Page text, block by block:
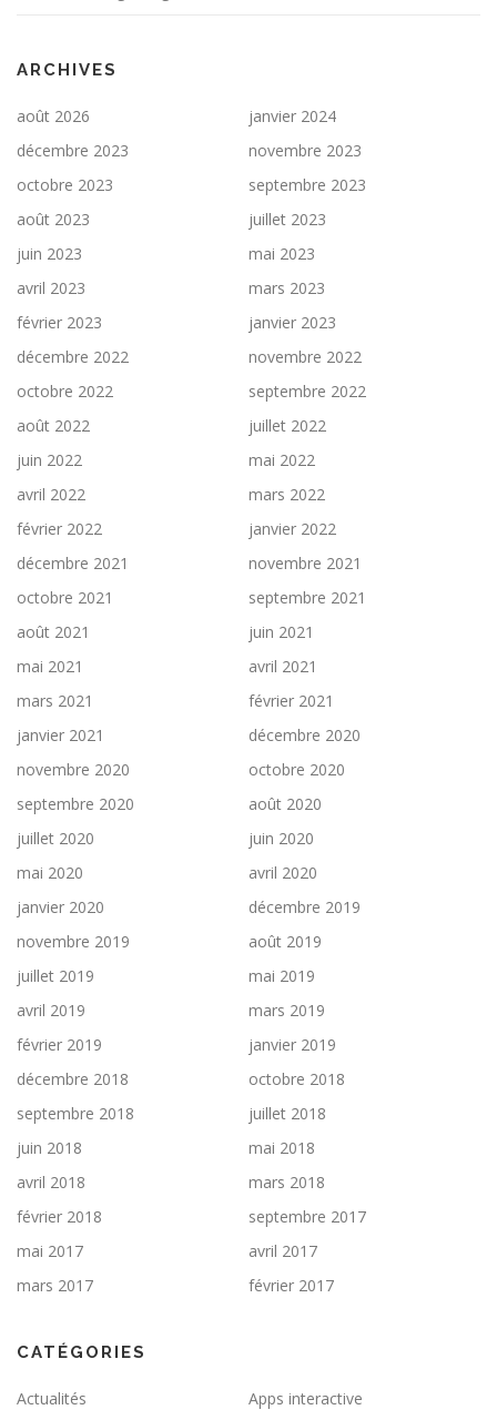
ARCHIVES
août 2026
janvier 2024
décembre 2023
novembre 2023
octobre 2023
septembre 2023
août 2023
juillet 2023
juin 2023
mai 2023
avril 2023
mars 2023
février 2023
janvier 2023
décembre 2022
novembre 2022
octobre 2022
septembre 2022
août 2022
juillet 2022
juin 2022
mai 2022
avril 2022
mars 2022
février 2022
janvier 2022
décembre 2021
novembre 2021
octobre 2021
septembre 2021
août 2021
juin 2021
mai 2021
avril 2021
mars 2021
février 2021
janvier 2021
décembre 2020
novembre 2020
octobre 2020
septembre 2020
août 2020
juillet 2020
juin 2020
mai 2020
avril 2020
janvier 2020
décembre 2019
novembre 2019
août 2019
juillet 2019
mai 2019
avril 2019
mars 2019
février 2019
janvier 2019
décembre 2018
octobre 2018
septembre 2018
juillet 2018
juin 2018
mai 2018
avril 2018
mars 2018
février 2018
septembre 2017
mai 2017
avril 2017
mars 2017
février 2017
CATÉGORIES
Actualités
Apps interactive